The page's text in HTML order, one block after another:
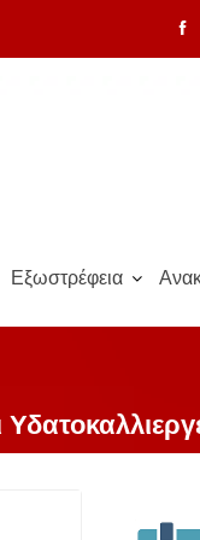
Εξωστρέφεια